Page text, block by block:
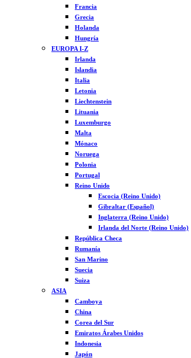
Francia
Grecia
Holanda
Hungría
EUROPA I-Z
Irlanda
Islandia
Italia
Letonia
Liechtenstein
Lituania
Luxemburgo
Malta
Mónaco
Noruega
Polonia
Portugal
Reino Unido
Escocia (Reino Unido)
Gibraltar (Español)
Inglaterra (Reino Unido)
Irlanda del Norte (Reino Unido)
República Checa
Rumanía
San Marino
Suecia
Suiza
ASIA
Camboya
China
Corea del Sur
Emiratos Árabes Unidos
Indonesia
Japón